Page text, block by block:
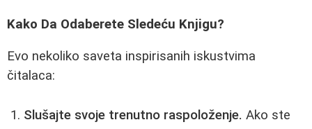
Kako Da Odaberete Sledeću Knjigu?
Evo nekoliko saveta inspirisanih iskustvima
čitalaca:
Slušajte svoje trenutno raspoloženje. Ako ste